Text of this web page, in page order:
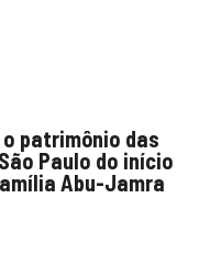
patrimônio das
Paulo do início
Abu-Jamra